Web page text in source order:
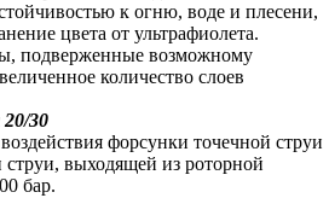
к огню, воде и плесени,
цвета от ультрафиолета.
подверженные возможному
количество слоев
30
форсунки точечной струи
выходящей из роторной
бар.